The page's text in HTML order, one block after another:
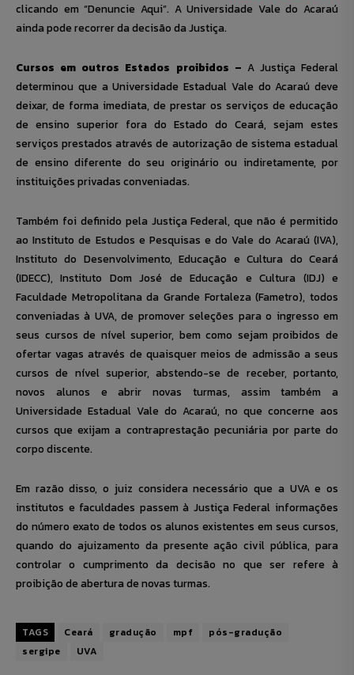
clicando em “Denuncie Aqui”. A Universidade Vale do Acaraú
ainda pode recorrer da decisão da Justiça.
Cursos em outros Estados proibidos – A Justiça Federal
determinou que a Universidade Estadual Vale do Acaraú deve
deixar, de forma imediata, de prestar os serviços de educação
de ensino superior fora do Estado do Ceará, sejam estes
serviços prestados através de autorização de sistema estadual
de ensino diferente do seu originário ou indiretamente, por
instituições privadas conveniadas.
Também foi definido pela Justiça Federal, que não é permitido
ao Instituto de Estudos e Pesquisas e do Vale do Acaraú (IVA),
Instituto do Desenvolvimento, Educação e Cultura do Ceará
(IDECC), Instituto Dom José de Educação e Cultura (IDJ) e
Faculdade Metropolitana da Grande Fortaleza (Fametro), todos
conveniadas à UVA, de promover seleções para o ingresso em
seus cursos de nível superior, bem como sejam proibidos de
ofertar vagas através de quaisquer meios de admissão a seus
cursos de nível superior, abstendo-se de receber, portanto,
novos alunos e abrir novas turmas, assim também a
Universidade Estadual Vale do Acaraú, no que concerne aos
cursos que exijam a contraprestação pecuniária por parte do
corpo discente.
Em razão disso, o juiz considera necessário que a UVA e os
institutos e faculdades passem à Justiça Federal informações
do número exato de todos os alunos existentes em seus cursos,
quando do ajuizamento da presente ação civil pública, para
controlar o cumprimento da decisão no que ser refere à
proibição de abertura de novas turmas.
TAGS Ceará gradução mpf
pós-gradução
sergipe
UVA